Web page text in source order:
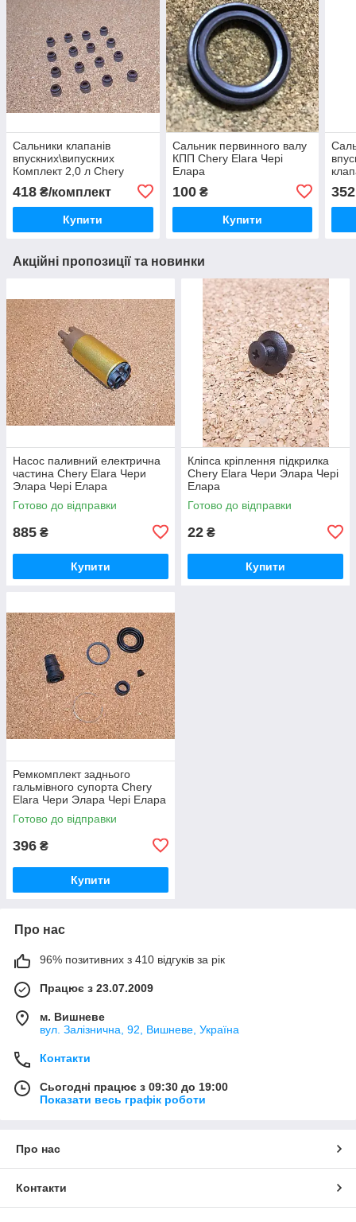
Сальники клапанів
впускних\випускних
Комплект 2,0 л Chery
Істар
418 ₴/комплект
Купити
Сальник первинного валу
КПП Chery Elara Чері
Елара
100₴
Купити
352
Акційні пропозиції та новинки
Насос паливний електрична
частина Chery Elara Чери
Элара Чері Елара
Готово до відправки
885 ₴
Купити
Кліпса кріплення підкрилка
Chery Elara Чери Элара Чері
Елара
Готово до відправки
22 ₴
Купити
Ремкомплект заднього
гальмівного супорта Chery
Elara Чери Элара Чері Елара
Готово до відправки
396 ₴
Купити
Про нас
96% позитивних з 410 відгуків за рік
Працює з 23.07.2009
м. Вишневе
вул. Залізнична, 92, Вишневе, Україна
Контакти
Сьогодні працює з 09:30 до 19:00
Показати весь графік роботи
Про нас
Контакти